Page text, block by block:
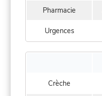
Pharmacie
Urgences
Crèche